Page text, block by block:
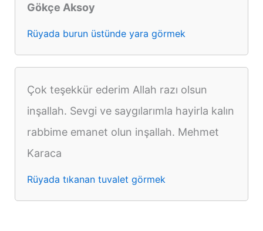
Gökçe Aksoy
Rüyada burun üstünde yara görmek
Çok teşekkür ederim Allah razı olsun
inşallah. Sevgi ve saygılarımla hayirla kalın
rabbime emanet olun inşallah. Mehmet
Karaca
Rüyada tıkanan tuvalet görmek